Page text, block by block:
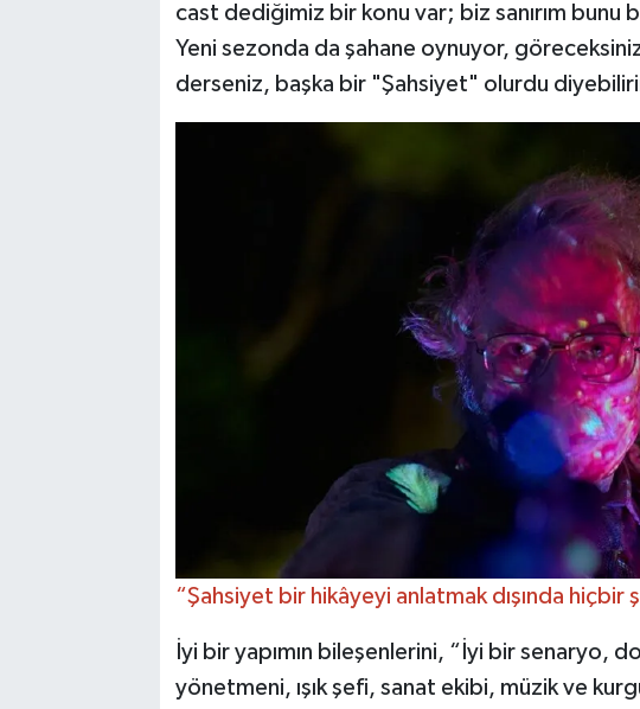
cast dediğimiz bir konu var; biz sanırım bunu
Yeni sezonda da şahane oynuyor,
derseniz, başka bir "Şahsiyet" olurdu
“Şahsiyet bir hikâyeyi anlatmak dışında hiçbir
İyi bir yapımın bileşenlerini, “İyi bir senaryo,
yönetmeni, ışık şefi, sanat ekibi, müzik ve